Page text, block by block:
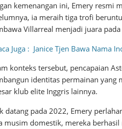
kemenangan ini, Emery resmi
ia meraih tiga trofi
Villarreal menjadi juara
Juga : Janice Tjen Bawa Nama
konteks tersebut, pencapaian
identitas permainan
klub elite Inggris lainnya.
datang pada 2022, Emery
musim domestik, mereka